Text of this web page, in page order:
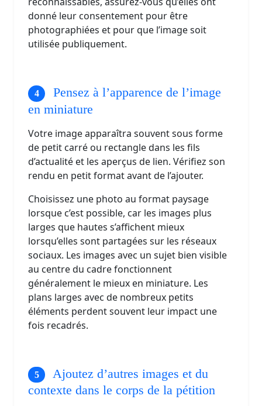
donné leur consentement pour être
photographiées et pour que l’image soit
utilisée publiquement.
Pensez à l’apparence de l’image
en miniature
Votre image apparaîtra souvent sous forme
de petit carré ou rectangle dans les fils
d’actualité et les aperçus de lien. Vérifiez son
rendu en petit format avant de l’ajouter.
Choisissez une photo au format paysage
lorsque c’est possible, car les images plus
larges que hautes s’affichent mieux
lorsqu’elles sont partagées sur les réseaux
sociaux. Les images avec un sujet bien visible
au centre du cadre fonctionnent
généralement le mieux en miniature. Les
plans larges avec de nombreux petits
éléments perdent souvent leur impact une
fois recadrés.
Ajoutez d’autres images et du
contexte dans le corps de la pétition